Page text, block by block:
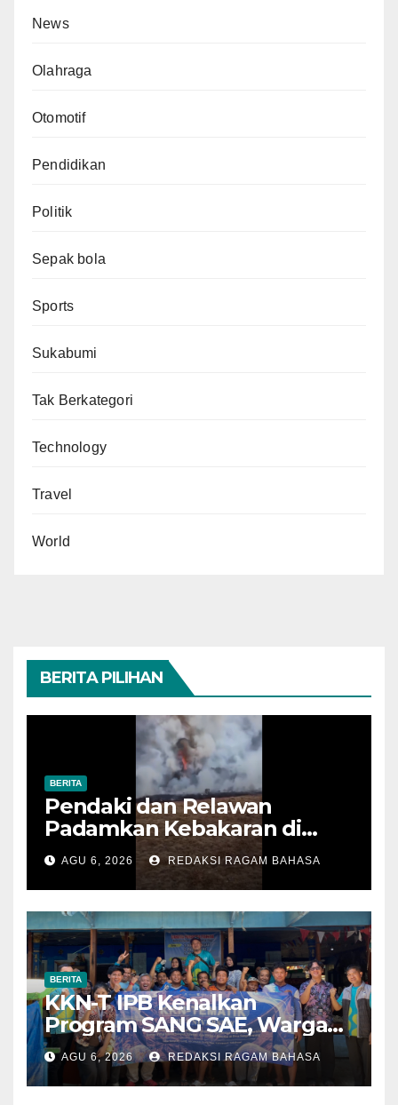
News
Olahraga
Otomotif
Pendidikan
Politik
Sepak bola
Sports
Sukabumi
Tak Berkategori
Technology
Travel
World
BERITA PILIHAN
BERITA
Pendaki dan Relawan
Padamkan Kebakaran di
Alun-alun Suryakencana
Sebelum Meluas
AGU 6, 2026 REDAKSI RAGAM BAHASA
BERITA
KKN-T IPB Kenalkan
Program SANG SAE, Warga
Desa Sangrawayang Diajak
Ubah Sampah Jadi Bernilai
Ekonomi
AGU 6, 2026 REDAKSI RAGAM BAHASA